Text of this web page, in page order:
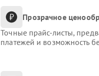
Прозрачное
Точные прайс-листы,
платежей и возможность